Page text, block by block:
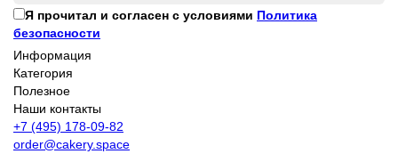
Я прочитал и согласен с условиями Политика
безопасности
Информация
Категория
Полезное
Наши контакты
+7 (495) 178-09-82
order@cakery.space